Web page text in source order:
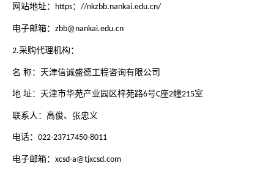
网站地址： https： //nkzbb.nankai.edu.cn/
电子邮箱： zbb@nankai.edu.cn
2.采购代理机构：
名 称：天津信诚盛德工程咨询有限公司
地 址：天津市华苑产业园区梓苑路6号C座2幢215室
联系人：高俊、张忠义
电话： 022-23717450-8011
电子邮箱： xcsd-a@tjxcsd.com